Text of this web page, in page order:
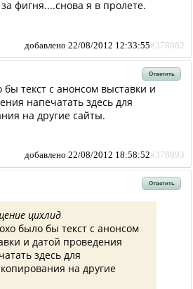
фигня....снова я в пролете.
добавлено 22/08/2012 12:33:55#378862
Ответить
текст с анонсом выставки и
напечатать здесь для
на другие сайты.
добавлено 22/08/2012 18:58:52#378893
Ответить
цихлид
было бы текст с анонсом
и датой проведения
здесь для
на другие